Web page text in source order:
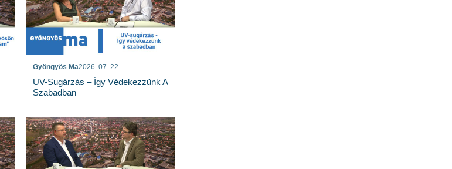
Gyöngyös Ma2026. 07. 22.
UV-Sugárzás – Így Védekezzünk A
Szabadban